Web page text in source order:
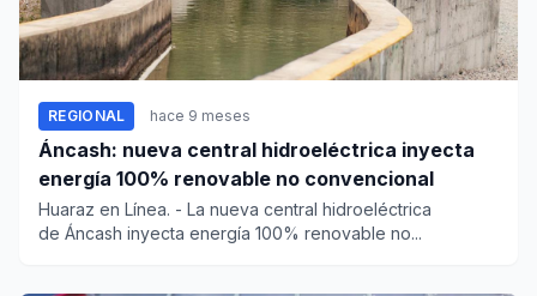
REGIONAL hace 9 meses
Áncash: nueva central hidroeléctrica inyecta
energía 100% renovable no convencional
Huaraz en Línea. - La nueva central hidroeléctrica
de Áncash inyecta energía 100% renovable no...